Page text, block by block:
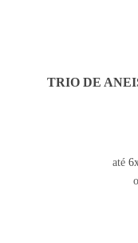
TRIO DE
até